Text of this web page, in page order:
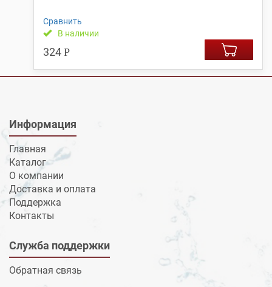
Сравнить
В наличии
324 Р
Информация
Главная
Каталог
О компании
Доставка и оплата
Поддержка
Контакты
Служба поддержки
Обратная связь